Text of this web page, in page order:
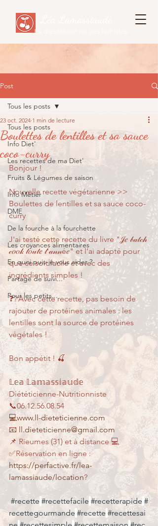
La diététicienne des familles
Post
Tous les posts
Info Diet'
Les recettes de ma Diet'
Fruits & Légumes de saison
Info Métier
DME
De la fourche à la fourchette
Les croyances alimentaires
En quoi puis-je vous aider ?
Partage de suivi...
Pour les petits...
Tous les posts
Boulettes de lentilles et sa sauce
coco-curry
23 oct. 2024 1 min de lecture
Bonjour !
Nouvelle recette végétarienne >>
Boulettes de lentilles et sa sauce coco-
curry
J'ai testé cette recette du livre "𝒥𝑒 𝒷𝒶𝓉𝒸𝒽
𝒸𝑜𝑜𝓀 𝓉𝑜𝓊𝓉𝑒 𝓁'𝒶𝓃𝓃é𝑒" et l'ai adapté pour
que ce soit facile et avec des
ingrédients simples !
❓❔Avec cette recette, pas besoin de
rajouter de protéines animales : les
lentilles sont la source de protéines
végétales !
Bon appétit ! 🍒
𝕃𝕖𝕒 𝕃𝕒𝕞𝕒𝕤𝕤𝕚𝕒𝕦𝕕𝕖
Diététicienne-Nutritionniste
📞06.12.56.08.54
💻www.ll-dieteticienne.com
📧 ll.dieteticienne@gmail.com
📌 Rieumes (31) et à distance 💻
✅Réservation en ligne :
https://perfactive.fr/lea-
lamassiaude/location?
#recette #recettefacile #recetterapide #
recettegourmande #recette #recettesai